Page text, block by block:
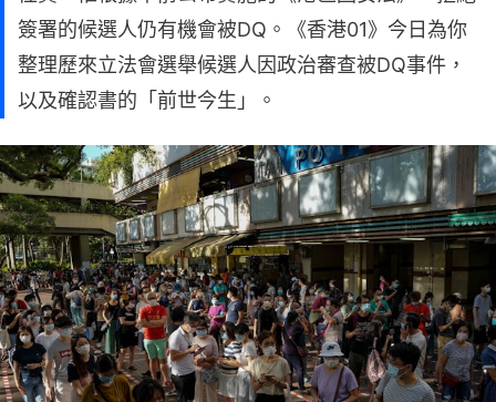
簽署的候選人仍有機會被DQ。《香港01》今日為你
整理歷來立法會選舉候選人因政治審查被DQ事件，
以及確認書的「前世今生」。